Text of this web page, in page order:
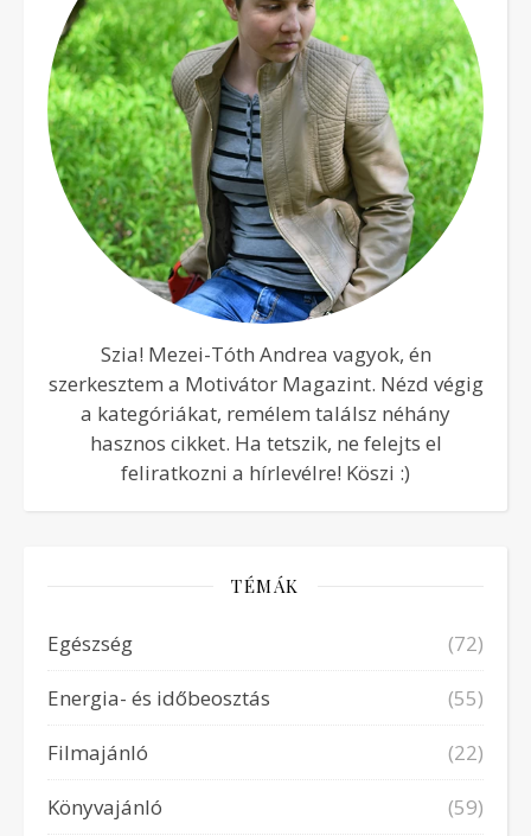
Szia! Mezei-Tóth Andrea vagyok, én
szerkesztem a Motivátor Magazint. Nézd végig
a kategóriákat, remélem találsz néhány
hasznos cikket. Ha tetszik, ne felejts el
feliratkozni a hírlevélre! Köszi :)
TÉMÁK
Egészség
(72)
Energia- és időbeosztás
(55)
Filmajánló
(22)
Könyvajánló
(59)